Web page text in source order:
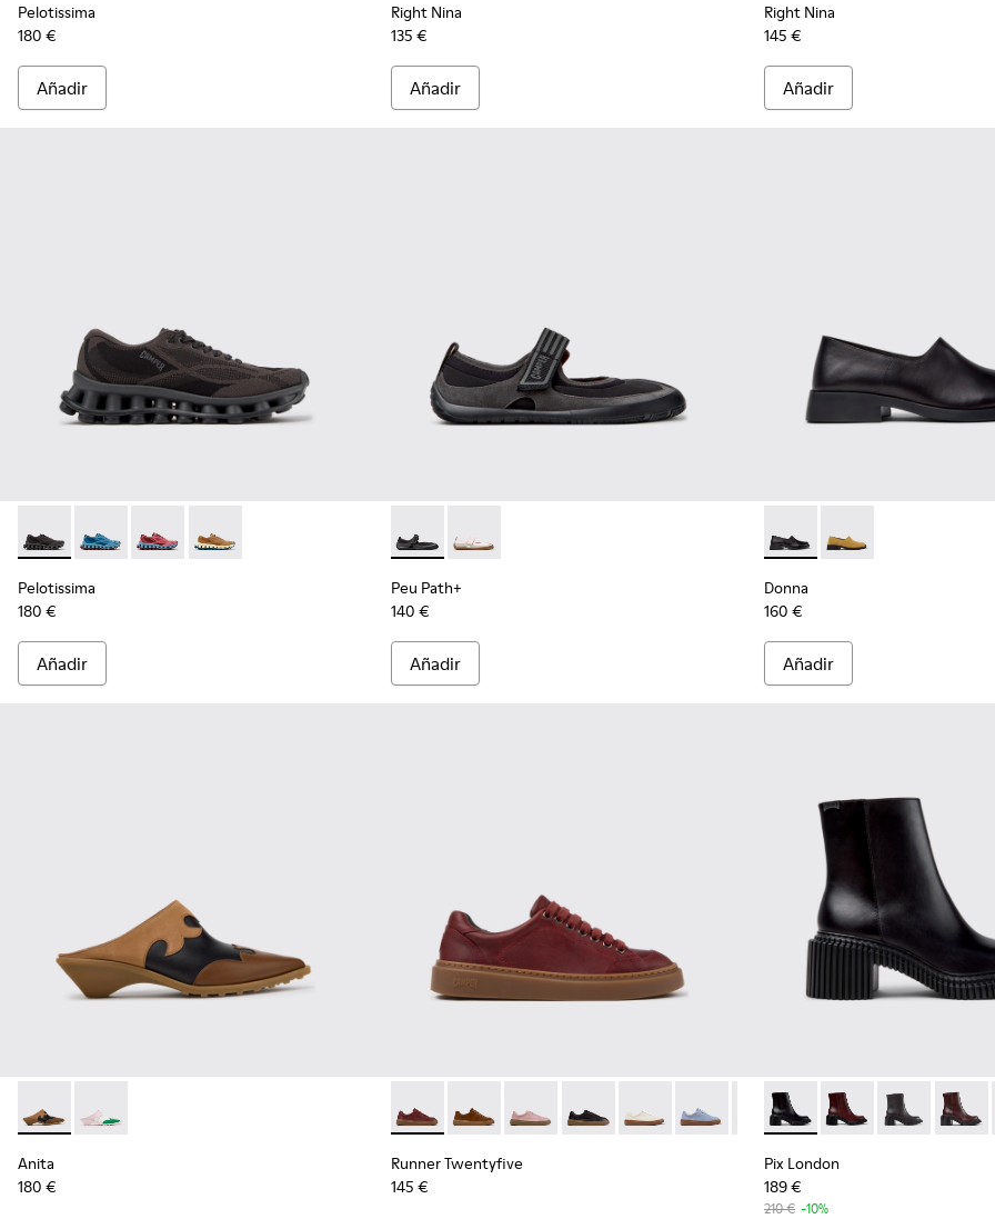
Pelotissima
180 €
Añadir
Right Nina
135 €
Añadir
Right Nina
145 €
Añadir
Pelotissima - K201922-006 - Zapatillas negras y grises de PET reciclado y materiales técnicos para mujer.
Pelotissima - K201922-011 - Zapatillas azules de PET reciclado y materiales técnicos para mujer.
Pelotissima - K201922-010 - Zapatillas burdeos de PET reciclado para mujer.
Pelotissima - K201922-007 - Zapatillas marrones de materiales técnicos de PET reciclado para mujer.
Pelotissima
180 €
Añadir
Peu Path+ - K201987-001 - Bailarinas de ante y textil negras para mujer.
Peu Path+ - K201987-002
Peu Path+
140 €
Añadir
Donna - K201936-001 -
Donna - K201936-002
Donna
160 €
Añadir
Anita - K201957-001 - Zapatos semiabiertos de piel y nobuk marrones para mujer.
Anita - K201957-002 - Zapatos semiabiertos de piel multicolor para mujer.
Anita
180 €
Runner Twentyfive - K201907-011 - Zapatillas de piel burdeos para mujer.
Runner Twentyfive - K201907-013
Runner Twentyfive - K201907-012
Runner Twentyfive - K201907-010
Runner Twentyfive - K201907-008
Runner Twentyfive - K201907-007
Runner Twentyfive - K201907-
Runner Twentyfive -
Runner Twentyfive
Runner Twentyfive
145 €
Pix London - K400804-001 -
Pix London -Pix London -
Pix
Pix London
189 €
210 € -10%